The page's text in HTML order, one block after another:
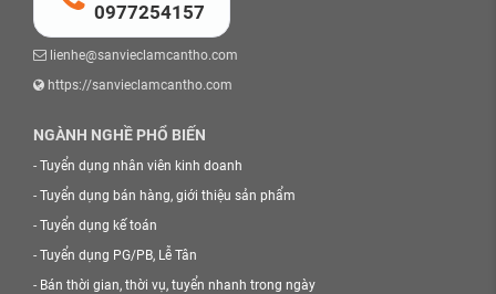
0977254157
lienhe@sanvieclamcantho.com
https://sanvieclamcantho.com
NGÀNH NGHỀ PHỔ BIẾN
- Tuyển dụng nhân viên kinh doanh
- Tuyển dụng bán hàng, giới thiệu sản phẩm
- Tuyển dụng kế toán
- Tuyển dụng PG/PB, Lễ Tân
- Bán thời gian, thời vụ, tuyển nhanh trong ngày